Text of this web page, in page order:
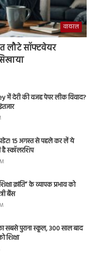
वायरल
लौटे सॉफ्टवेयर
में देरी की वजह पेपर लीक विवाद?
15 अगस्त से पहले कर लें ये
स्कॉलरशिप
क्रांति” के व्यापक प्रभाव को
बैंस
सबसे पुराना स्कूल, 300 साल बाद
शिक्षा